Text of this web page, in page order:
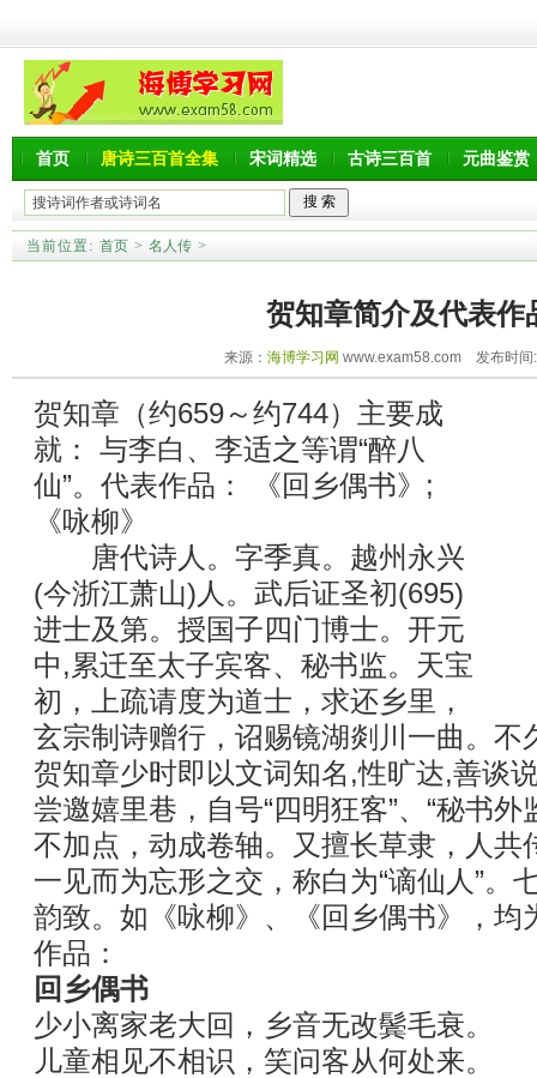
首页 唐诗三百首全集 宋词精选 古诗三百首 元曲鉴赏
当前位置: 首页 > 名人传 >
贺知章简介及代表作
来源： 海博学习网 www.exam58.com 发布时间
贺知章（约659～约744）主要成
就： 与李白、李适之等谓“醉八
仙”。代表作品： 《回乡偶书》;
《咏柳》
唐代诗人。字季真。越州永兴
(今浙江萧山)人。武后证圣初(695)
进士及第。授国子四门博士。开元
中,累迁至太子宾客、秘书监。天宝
初，上疏请度为道士，求还乡里，
玄宗制诗赠行，诏赐镜湖剡川一曲
贺知章少时即以文词知名,性旷达,善谈
尝邀嬉里巷，自号“四明狂客”、“秘书
不加点，动成卷轴。又擅长草隶，人共
一见而为忘形之交，称白为“谪仙人”。
韵致。如《咏柳》、《回乡偶书》，均
作品：
回乡偶书
少小离家老大回，乡音无改鬓毛衰。
儿童相见不相识，笑问客从何处来。